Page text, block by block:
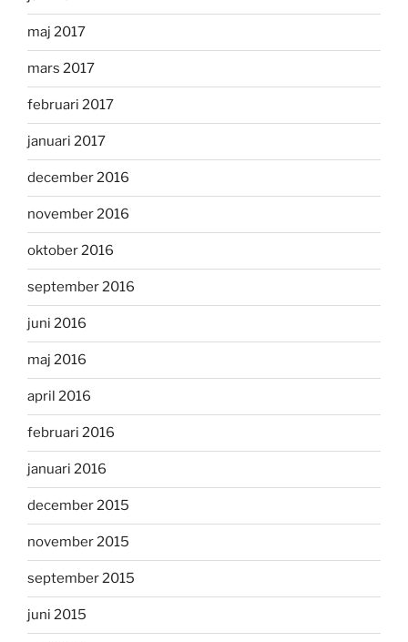
maj 2017
mars 2017
februari 2017
januari 2017
december 2016
november 2016
oktober 2016
september 2016
juni 2016
maj 2016
april 2016
februari 2016
januari 2016
december 2015
november 2015
september 2015
juni 2015